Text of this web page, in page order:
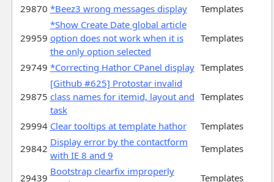
29870 *Beez3 wrong messages display Templates
29959
*Show Create Date global article
option does not work when it is
the only option selected
Templates
29749 *Correcting Hathor CPanel display Templates
29875
[Github #625] Protostar invalid
class names for itemid, layout and
task
Templates
29994 Clear tooltips at template hathor
Templates
29842
Display error by the contactform
with IE 8 and 9
Templates
29439
Bootstrap clearfix improperly
Templates